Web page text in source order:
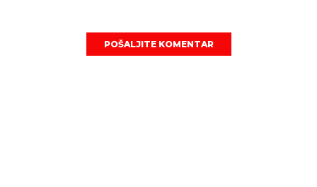
POŠALJITE KOMENTAR